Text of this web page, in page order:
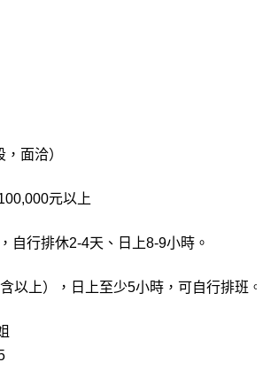
，面洽）
元以上
自行排休2-4天、日上8-9小時。
以上），日上至少5小時，可自行排班。